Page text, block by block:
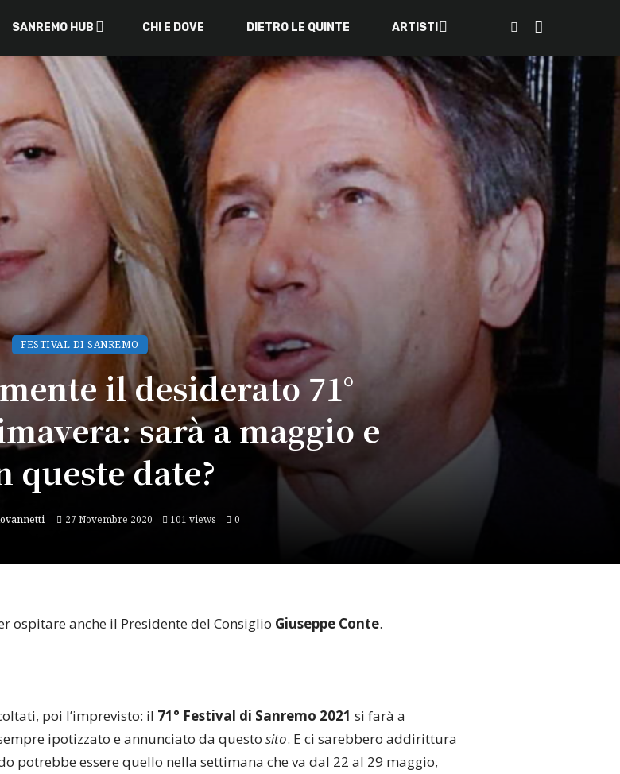
SANREMO HUB CHI E DOVE DIETRO LE QUINTE ARTISTI
FESTIVAL DI SANREMO
il desiderato 71°
sarà a maggio e
queste date?
27 Novembre 2020 101 views 0
ospitare anche il Presidente del Consiglio Giuseppe Conte.
poi l’imprevisto: il 71° Festival di Sanremo 2021 si farà a
ipotizzato e annunciato da questo sito. E ci sarebbero addirittura
potrebbe essere quello nella settimana che va dal 22 al 29 maggio,